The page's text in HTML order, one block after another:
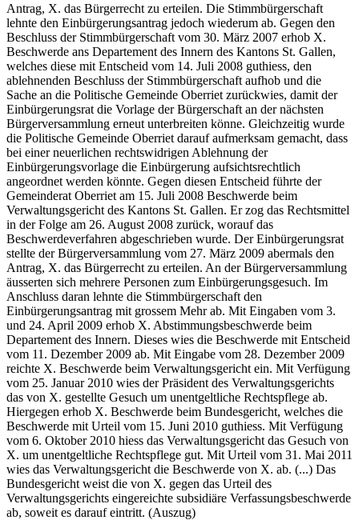
Antrag, X. das Bürgerrecht zu erteilen. Die Stimmbürgerschaft
lehnte den Einbürgerungsantrag jedoch wiederum ab. Gegen den
Beschluss der Stimmbürgerschaft vom 30. März 2007 erhob X.
Beschwerde ans Departement des Innern des Kantons St. Gallen,
welches diese mit Entscheid vom 14. Juli 2008 guthiess, den
ablehnenden Beschluss der Stimmbürgerschaft aufhob und die
Sache an die Politische Gemeinde Oberriet zurückwies, damit der
Einbürgerungsrat die Vorlage der Bürgerschaft an der nächsten
Bürgerversammlung erneut unterbreiten könne. Gleichzeitig wurde
die Politische Gemeinde Oberriet darauf aufmerksam gemacht, dass
bei einer neuerlichen rechtswidrigen Ablehnung der
Einbürgerungsvorlage die Einbürgerung aufsichtsrechtlich
angeordnet werden könnte. Gegen diesen Entscheid führte der
Gemeinderat Oberriet am 15. Juli 2008 Beschwerde beim
Verwaltungsgericht des Kantons St. Gallen. Er zog das Rechtsmittel
in der Folge am 26. August 2008 zurück, worauf das
Beschwerdeverfahren abgeschrieben wurde. Der Einbürgerungsrat
stellte der Bürgerversammlung vom 27. März 2009 abermals den
Antrag, X. das Bürgerrecht zu erteilen. An der Bürgerversammlung
äusserten sich mehrere Personen zum Einbürgerungsgesuch. Im
Anschluss daran lehnte die Stimmbürgerschaft den
Einbürgerungsantrag mit grossem Mehr ab. Mit Eingaben vom 3.
und 24. April 2009 erhob X. Abstimmungsbeschwerde beim
Departement des Innern. Dieses wies die Beschwerde mit Entscheid
vom 11. Dezember 2009 ab. Mit Eingabe vom 28. Dezember 2009
reichte X. Beschwerde beim Verwaltungsgericht ein. Mit Verfügung
vom 25. Januar 2010 wies der Präsident des Verwaltungsgerichts
das von X. gestellte Gesuch um unentgeltliche Rechtspflege ab.
Hiergegen erhob X. Beschwerde beim Bundesgericht, welches die
Beschwerde mit Urteil vom 15. Juni 2010 guthiess. Mit Verfügung
vom 6. Oktober 2010 hiess das Verwaltungsgericht das Gesuch von
X. um unentgeltliche Rechtspflege gut. Mit Urteil vom 31. Mai 2011
wies das Verwaltungsgericht die Beschwerde von X. ab. (...) Das
Bundesgericht weist die von X. gegen das Urteil des
Verwaltungsgerichts eingereichte subsidiäre Verfassungsbeschwerde
ab, soweit es darauf eintritt. (Auszug)